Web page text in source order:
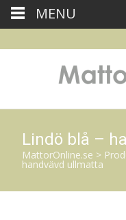
Lindö blå –
MattorOnline.se >
handvävd ullmatta
MENU